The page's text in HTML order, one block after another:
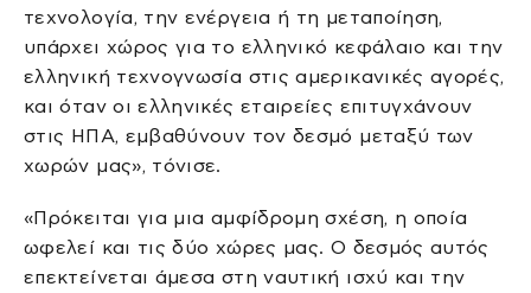
τεχνολογία, την ενέργεια ή τη μεταποίηση,
υπάρχει χώρος για το ελληνικό κεφάλαιο και την
ελληνική τεχνογνωσία στις αμερικανικές αγορές,
και όταν οι ελληνικές εταιρείες επιτυγχάνουν
στις ΗΠΑ, εμβαθύνουν τον δεσμό μεταξύ των
χωρών μας», τόνισε.
«Πρόκειται για μια αμφίδρομη σχέση, η οποία
ωφελεί και τις δύο χώρες μας. Ο δεσμός αυτός
επεκτείνεται άμεσα στη ναυτική ισχύ και την